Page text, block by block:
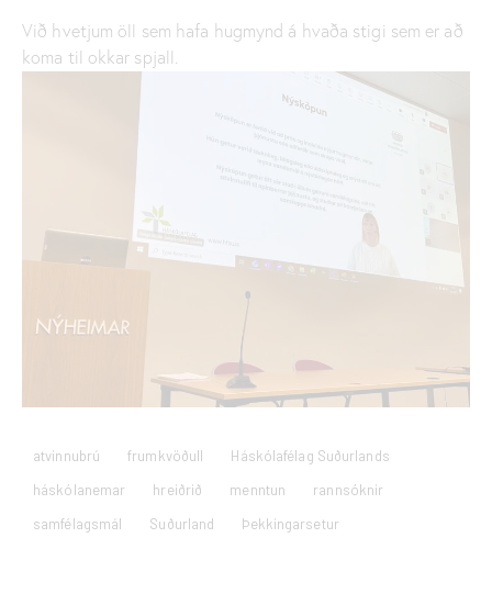
Við hvetjum öll sem hafa hugmynd á hvaða stigi sem er að
koma til okkar spjall.
atvinnubrú frumkvöðull
Háskólafélag Suðurlands
háskólanemar
hreiðrið menntun
rannsóknir
samfélagsmál
Suðurland Þekkingarsetur